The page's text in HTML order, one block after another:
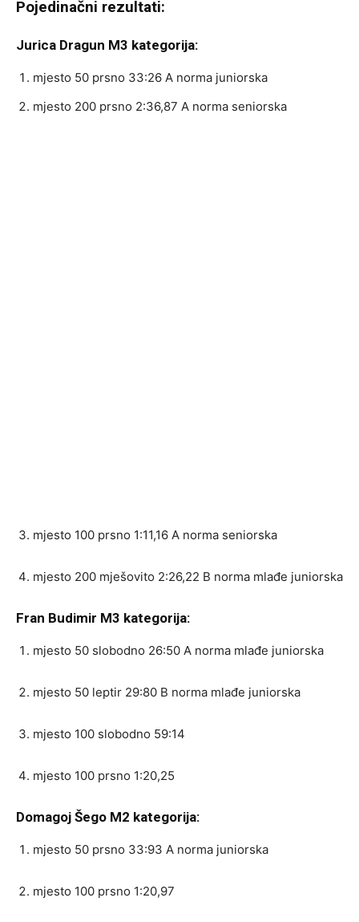
Pojedinačni rezultati:
Jurica Dragun M3 kategorija:
mjesto 50 prsno 33:26 A norma juniorska
mjesto 200 prsno 2:36,87 A norma seniorska
mjesto 100 prsno 1:11,16 A norma seniorska
mjesto 200 mješovito 2:26,22 B norma mlađe juniorska
Fran Budimir M3 kategorija:
mjesto 50 slobodno 26:50 A norma mlađe juniorska
mjesto 50 leptir 29:80 B norma mlađe juniorska
mjesto 100 slobodno 59:14
mjesto 100 prsno 1:20,25
Domagoj Šego M2 kategorija:
mjesto 50 prsno 33:93 A norma juniorska
mjesto 100 prsno 1:20,97